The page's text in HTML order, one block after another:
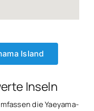
Island
Inseln
die Yaeyama-